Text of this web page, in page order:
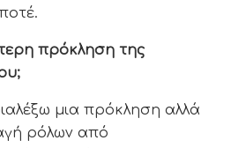
πρόκληση της
μια πρόκληση αλλά
ρόλων από